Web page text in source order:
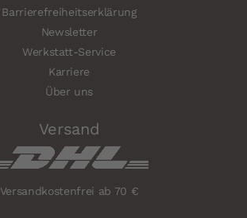
Barrierefreiheitserklärung
Newsletter
Werkstatt-Service
Karriere
Über uns
Versand
Versandkostenfrei ab 70 €